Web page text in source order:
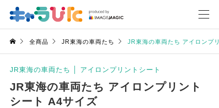
全商品 JR東海の車両たち JR東海の車両たち アイロンプ
JR東海の車両たち アイロンプリントシート
JR東海の車両たち アイロンプリント
シート A4サイズ